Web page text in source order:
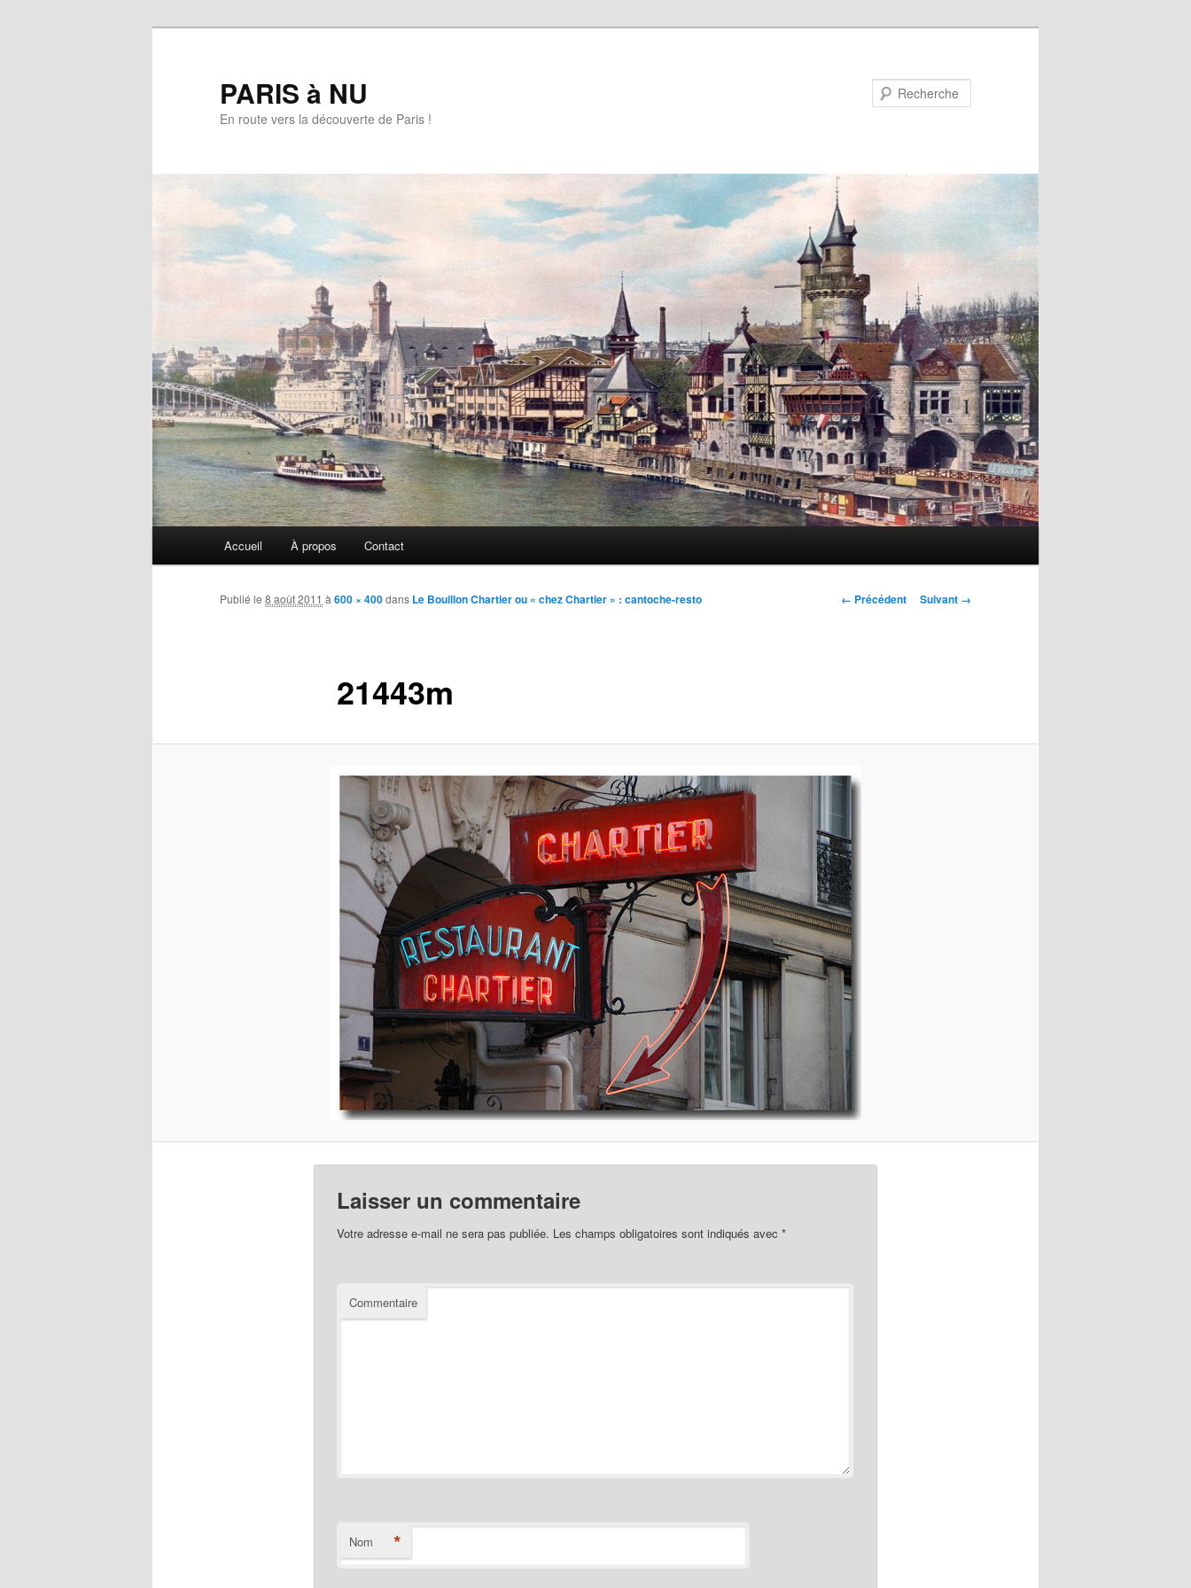
PARIS à NU
En route vers la découverte de Paris !
Accueil À propos Contact
Navigation
← Précédent Suivant →
21443m
Publié le 8 août 2011 à600 × 400dans Le Bouillon Chartier ou « chez Chartier » : cantoche-resto
Laisser un commentaire
Votre adresse e-mail ne sera pas publiée. Les champs obligatoires sont indiqués avec *
Commentaire
Nom *